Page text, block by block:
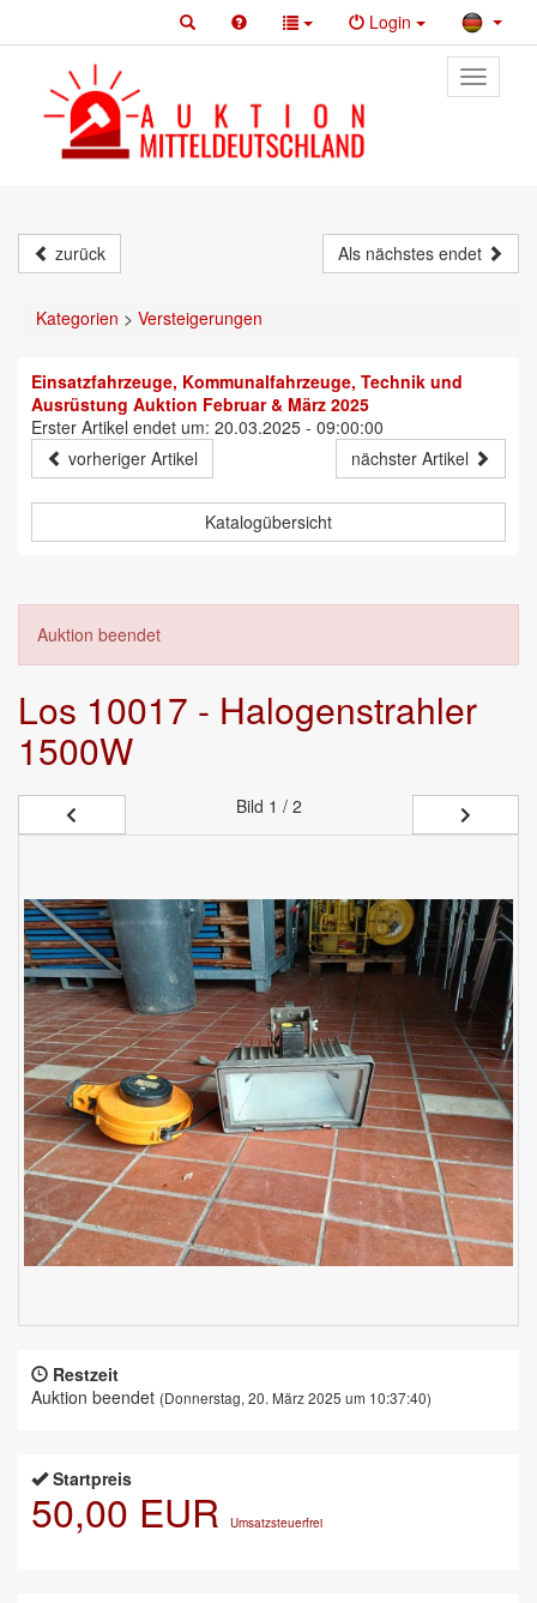
Login
Toggle
primary
zurück Als nächstes endet
Kategorien > Versteigerungen
Einsatzfahrzeuge, Kommunalfahrzeuge, Technik und
Ausrüstung Auktion Februar & März 2025
Erster Artikel endet um: 20.03.2025 - 09:00:00
vorheriger Artikel
nächster Artikel
Katalogübersicht
Auktion beendet
Los 10017 - Halogenstrahler
1500W
Bild 1 / 2
Restzeit
Auktion beendet (Donnerstag, 20. März 2025 um 10:37:40)
Startpreis
50,00 EUR Umsatzsteuerfrei